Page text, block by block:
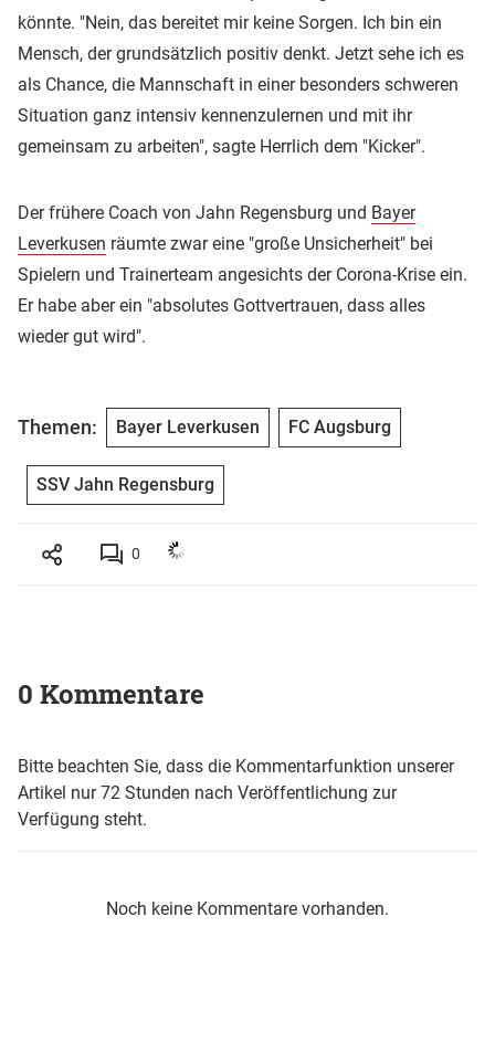
könnte. "Nein, das bereitet mir keine Sorgen. Ich bin ein
Mensch, der grundsätzlich positiv denkt. Jetzt sehe ich es
als Chance, die Mannschaft in einer besonders schweren
Situation ganz intensiv kennenzulernen und mit ihr
gemeinsam zu arbeiten", sagte Herrlich dem "Kicker".
Der frühere Coach von Jahn Regensburg und Bayer
Leverkusen räumte zwar eine "große Unsicherheit" bei
Spielern und Trainerteam angesichts der Corona-Krise ein.
Er habe aber ein "absolutes Gottvertrauen, dass alles
wieder gut wird".
Themen: Bayer Leverkusen FC Augsburg
SSV Jahn Regensburg
0
0 Kommentare
Bitte beachten Sie, dass die Kommentarfunktion unserer
Artikel nur 72 Stunden nach Veröffentlichung zur
Verfügung steht.
Noch keine Kommentare vorhanden.